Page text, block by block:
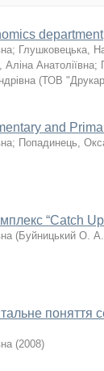
department
; Глушковецька,
Аліна Анатоліївна;
(ТОВ
and
; Попадинець,
“Catch
(Буйницький О. А.
поняття
(2008)